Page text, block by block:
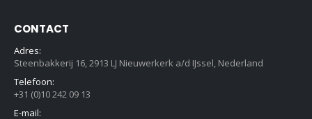
CONTACT
Adres:
Steenbakkerij 16, 2913 LJ Nieuwerkerk a/d IJssel, Nederland
Telefoon:
+31 (0)10 242 09 13
E-mail: